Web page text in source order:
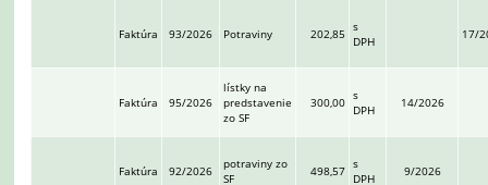
Faktúra 93/2026 Potraviny 202,85 s
DPH
17/
Faktúra 95/2026
lístky na
predstavenie
zo SF
300,00 s
DPH
14/2026
Faktúra 92/2026
potraviny zo
SF
498,57 s
DPH
9/2026